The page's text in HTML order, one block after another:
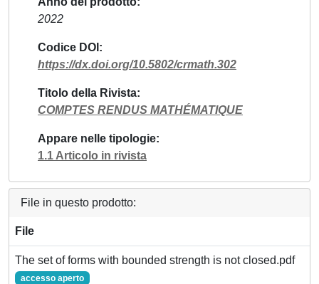
2022
Codice DOI
https://dx.doi.org/10.5802/crmath.302
Titolo della Rivista
COMPTES RENDUS MATHÉMATIQUE
Appare nelle tipologie
1.1 Articolo in rivista
File in questo prodotto:
File
The set of forms with bounded strength is not closed.pdf
accesso aperto